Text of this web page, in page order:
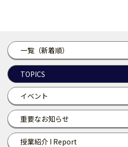
一覧（新着順）
TOPICS
イベント
重要なお知らせ
授業紹介 I Report